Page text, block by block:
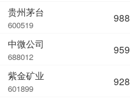
贵州茅台
600519
中微公司
688012
紫金矿业
601899
988
959
928